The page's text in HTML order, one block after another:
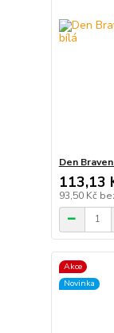
Den
113,13
93,50 Kč
Akce
Novinka